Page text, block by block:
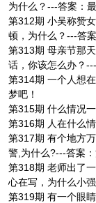
为什么？---答案：
第312期 小吴称赞
顿，为什么？---答
第313期 母亲节那
话，你该怎么办？
第314期 一个人想
梦吧！
第315期 什么情况
第316期 人在什么
第317期 有个地方
警,为什么?---答案
第318期 老师出了
心在写，为什么小
第319期 有一个眼